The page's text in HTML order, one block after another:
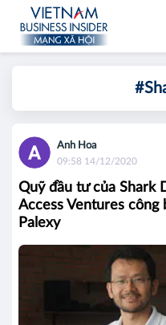
Anh Hoa
09:58 14/12/2020
Quỹ đầu tư của Shark
Access Ventures
Palexy